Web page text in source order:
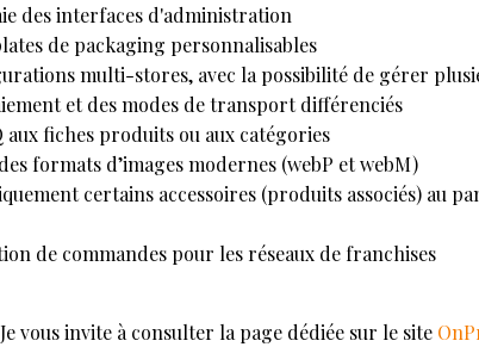
des interfaces d'administration
de packaging personnalisables
multi-stores, avec la possibilité de gérer
et des modes de transport différenciés
aux fiches produits ou aux catégories
formats d’images modernes (webP et webM)
certains accessoires (produits associés) au
de commandes pour les réseaux de franchises
vous invite à consulter la page dédiée sur le site